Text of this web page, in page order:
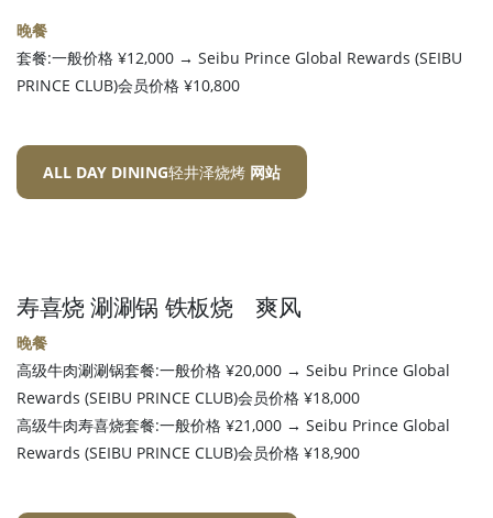
晚餐
套餐:一般价格 ¥12,000 → Seibu Prince Global Rewards (SEIBU
PRINCE CLUB)会员价格 ¥10,800
ALL DAY DINING轻井泽烧烤 网站
寿喜烧 涮涮锅 铁板烧 爽风
晚餐
高级牛肉涮涮锅套餐:一般价格 ¥20,000 → Seibu Prince Global
Rewards (SEIBU PRINCE CLUB)会员价格 ¥18,000
高级牛肉寿喜烧套餐:一般价格 ¥21,000 → Seibu Prince Global
Rewards (SEIBU PRINCE CLUB)会员价格 ¥18,900